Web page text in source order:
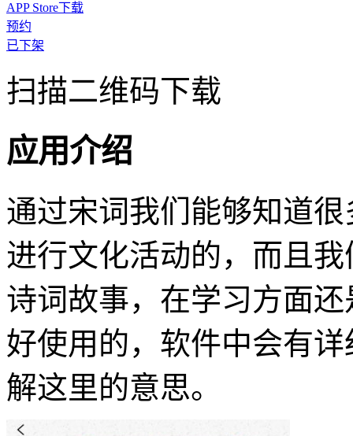
APP Store下载
预约
已下架
扫描二维码下载
应用介绍
通过宋词我们能够知道
进行文化活动的，而且我
诗词故事，在学习方面
好使用的，软件中会有
解这里的意思。